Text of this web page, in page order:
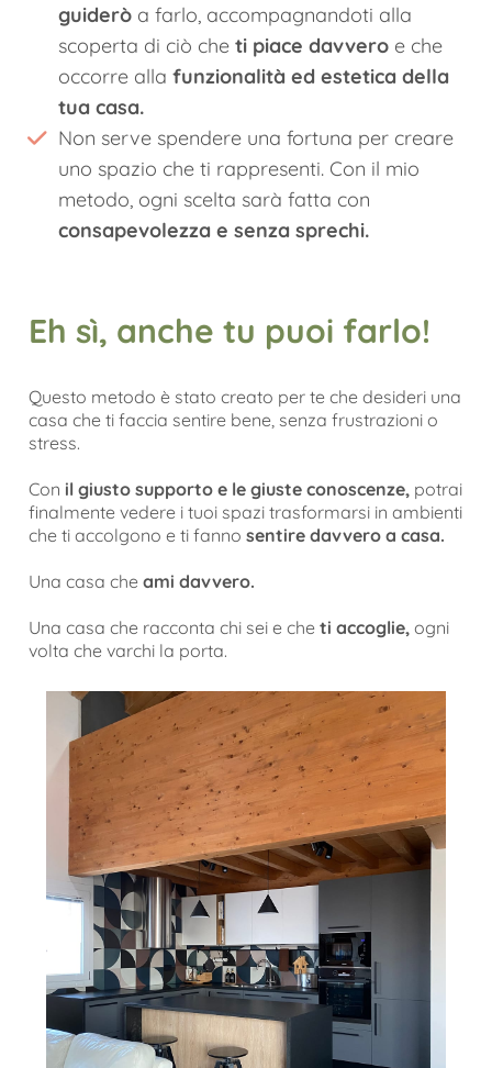
guiderò a farlo, accompagnandoti alla
scoperta di ciò che ti piace davvero e che
occorre alla funzionalità ed estetica della
tua casa.
Non serve spendere una fortuna per creare
uno spazio che ti rappresenti. Con il mio
metodo, ogni scelta sarà fatta con
consapevolezza e senza sprechi.
Eh sì, anche tu puoi farlo!
Questo metodo è stato creato per te che desideri una
casa che ti faccia sentire bene, senza frustrazioni o
stress.
Con il giusto supporto e le giuste conoscenze, potrai
finalmente vedere i tuoi spazi trasformarsi in ambienti
che ti accolgono e ti fanno sentire davvero a casa.
Una casa che ami davvero.
Una casa che racconta chi sei e che ti accoglie, ogni
volta che varchi la porta.